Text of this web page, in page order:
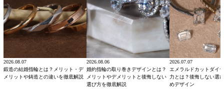
2026.08.07
鍛造の結婚指輪とは？メリット・デ
メリットや鋳造との違いを徹底解説
2026.08.06
婚約指輪の取り巻きデザインとは？
メリットやデメリットと後悔しない
選び方を徹底解説
2026.07.07
エメラルドカットダイ
力とは？後悔しない選
めデザイン